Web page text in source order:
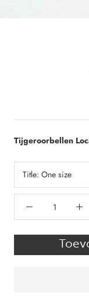
Tijgeroorbellen
Title: One size